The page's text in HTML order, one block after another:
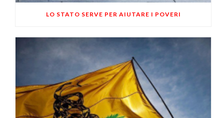
LO STATO SERVE PER AIUTARE I POVERI